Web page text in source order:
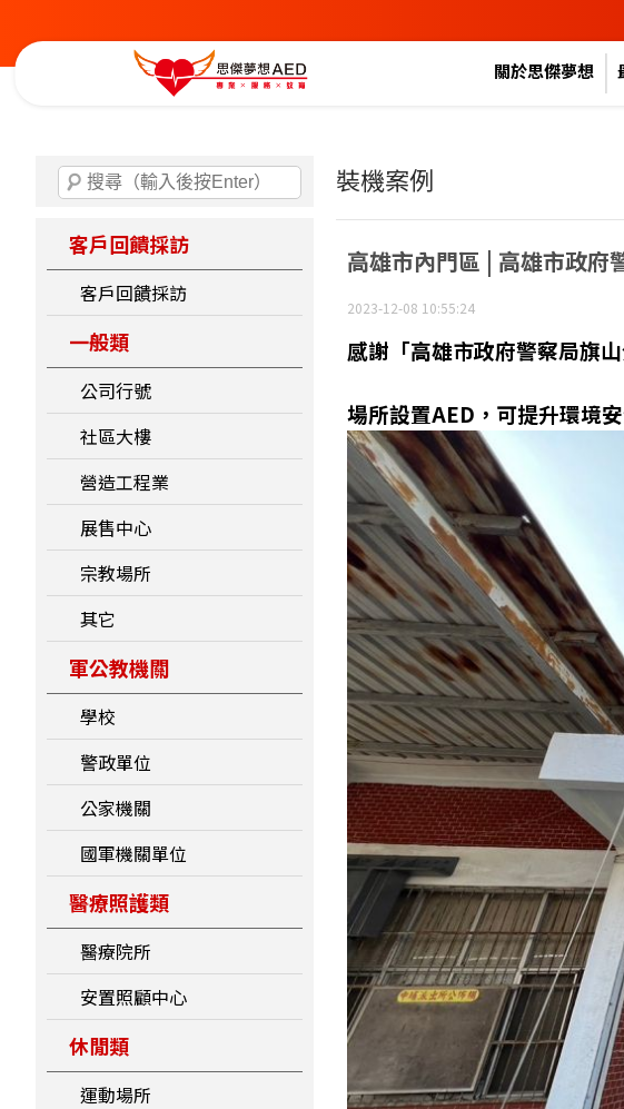
關於思傑夢想
客戶回饋採訪
客戶回饋採訪
一般類
公司行號
社區大樓
營造工程業
展售中心
宗教場所
其它
軍公教機關
學校
警政單位
公家機關
國軍機關單位
醫療照護類
醫療院所
安置照顧中心
休閒類
運動場所
裝機案例
高雄市內門區 | 高雄市政府
2023-12-08 10:55:24
感謝「高雄市政府警察局旗
場所設置AED，可提升環境